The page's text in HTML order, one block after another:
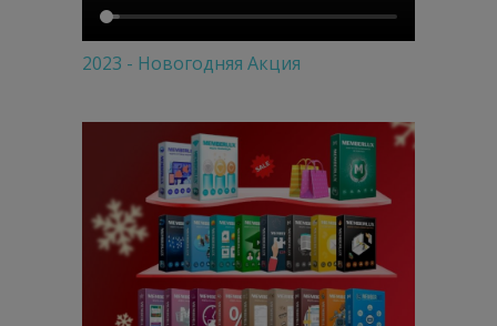
2023 - Новогодняя Акция